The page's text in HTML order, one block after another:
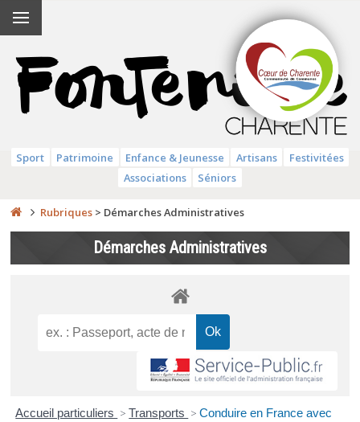
Sport Patrimoine Enfance & Jeunesse Artisans
Festivitées
Associations
Séniors
Rubriques > Démarches Administratives
Démarches Administratives
Accueil particuliers > Transports > Conduire en France avec